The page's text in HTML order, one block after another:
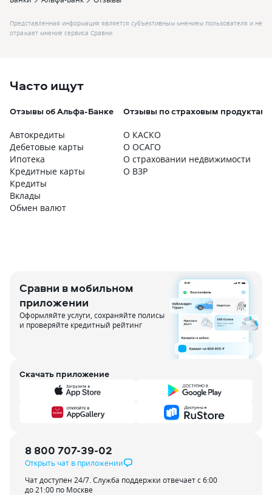
Представленная информация является субъективным мнением пользователя и не
отражает мнение сервиса Сравни
Часто ищут
Отзывы об Альфа-Банке
Автокредиты
Дебетовые карты
Ипотека
Кредитные карты
Кредиты
Вклады
Обмен валют
Отзывы по страховым продуктам
О КАСКО
О ОСАГО
О страховании недвижимости
О ВЗР
Сравни в мобильном
приложении
Оформляйте услуги, сохраняйте полисы
и проверяйте кредитный рейтинг
Скачать приложение
8 800 707-39-02
Открыть чат в приложении
Чат доступен 24/7. Служба поддержки отвечает с 6:00
до 21:00 по Москве